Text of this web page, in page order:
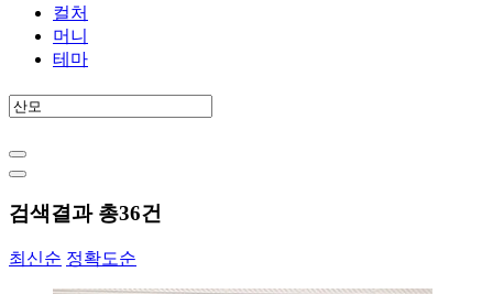
컬처
머니
테마
검색결과 총36건
최신순 정확도순